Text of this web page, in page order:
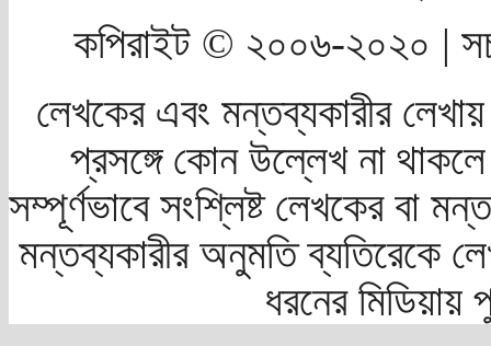
কপিরাইট © ২০০৬-২০২০ |
লেখকের এবং মন্তব্যকারীর
প্রসঙ্গে কোন উল্লেখ না
সম্পূর্ণভাবে সংশ্লিষ্ট লেখকের বা
মন্তব্যকারীর অনুমতি ব্যতিরেকে
ধরনের মিডিয়ায়